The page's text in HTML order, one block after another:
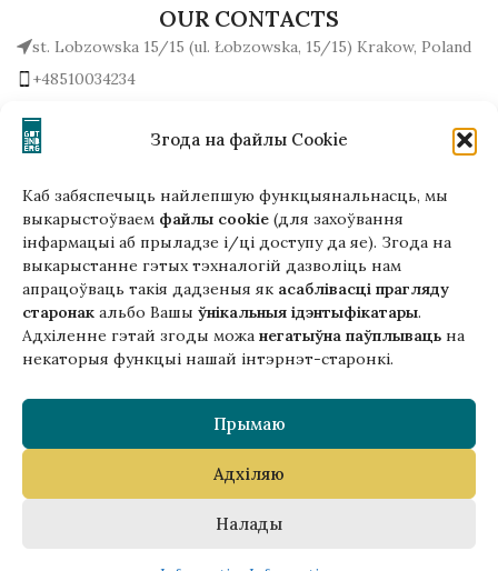
Згода на файлы Cookie
Каб забяспечыць найлепшую функцыянальнасць, мы
выкарыстоўваем файлы cookie (для захоўвання
інфармацыі аб прыладзе і/ці доступу да яе). Згода на
выкарыстанне гэтых тэхналогій дазволіць нам
апрацоўваць такія дадзеныя як асаблівасці прагляду
старонак альбо Вашы ўнікальныя ідэнтыфікатары.
Адхіленне гэтай згоды можа негатыўна паўплываць на
некаторыя функцыі нашай інтэрнэт-старонкі.
Прымаю
Адхіляю
Налады
Гэтая версія сайта створана
ў рамках праекта ArtPower
з падтрымкай Еўрапейскага Саюзу
OUR CONTACTS
st. Lobzowska 15/15 (ul. Łobzowska, 15/15) Krakow, Poland
+48510034234
Write to us!
Copyright © 2025 Gutenberg Publisher Sp. z o.o.